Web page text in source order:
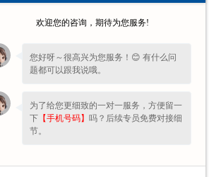
定性要求较高的场景。
据项目需求合理选用，才能发
欢迎您的咨询，期待为您服务!
您好呀～很高兴为您服务！😊 有什么问
题都可以跟我说哦。
为了给您更细致的一对一服务，方便留一
下 【手机号码】 吗？后续专员免费对接细
节。